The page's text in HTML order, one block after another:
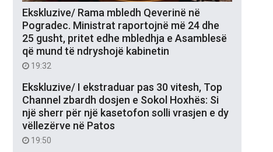
Ekskluzive/ Rama mbledh Qeverinë në
Pogradec. Ministrat raportojnë më 24 dhe
25 gusht, pritet edhe mbledhja e Asamblesë
që mund të ndryshojë kabinetin
19:32
Ekskluzive/ I ekstraduar pas 30 vitesh, Top
Channel zbardh dosjen e Sokol Hoxhës: Si
një sherr për një kasetofon solli vrasjen e dy
vëllezërve në Patos
19:50